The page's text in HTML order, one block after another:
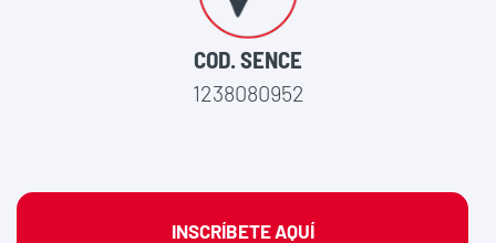
COD. SENCE
1238080952
INSCRÍBETE AQUÍ